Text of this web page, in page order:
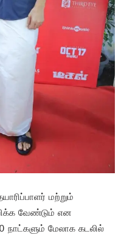
மற்றும்
வேண்டும் என
நாட்களும் மேலாக கடலில்